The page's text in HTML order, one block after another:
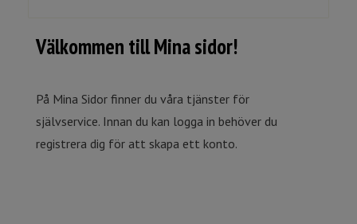
Välkommen till Mina sidor!
På Mina Sidor finner du våra tjänster för
självservice. Innan du kan logga in behöver du
registrera dig för att skapa ett konto.